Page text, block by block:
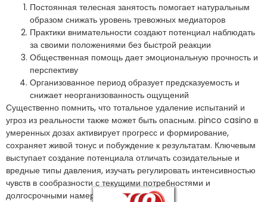
Постоянная телесная занятость помогает натуральным
образом снижать уровень тревожных медиаторов
Практики внимательности создают потенциал наблюдать
за своими положениями без быстрой реакции
Общественная помощь дает эмоциональную прочность и
перспективу
Организованное период образует предсказуемость и
снижает неорганизованность ощущений
Существенно помнить, что тотальное удаление испытаний и
угроз из реальности также может быть опасным. pinco casino в
умеренных дозах активирует прогресс и формирование,
сохраняет живой тонус и побуждение к результатам. Ключевым
выступает создание потенциала отличать созидательные и
вредные типы давления, изучать регулировать интенсивностью
чувств в сообразности с текущими потребностями и
долгосрочными намерениями.